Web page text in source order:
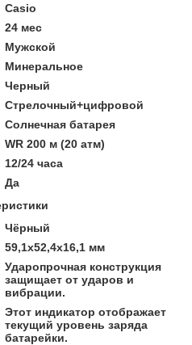
Casio
24 мес
Мужской
Минеральное
Черный
Стрелочный+цифровой
Солнечная батарея
WR 200 м (20 атм)
12/24 часа
Да
Чёрный
59,1х52,4х16,1 мм
Ударопрочная конструкция
защищает от ударов и
вибрации.
Этот индикатор отображает
текущий уровень заряда
батарейки.